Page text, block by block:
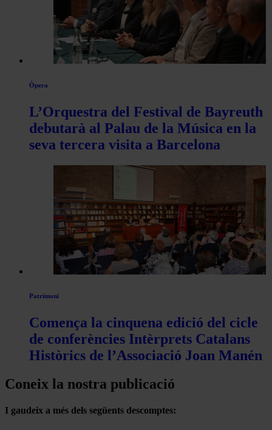
Òpera
L’Orquestra del Festival de Bayreuth
debutarà al Palau de la Música en la
seva tercera visita a Barcelona
Patrimoni
Comença la cinquena edició del cicle
de conferències Intèrprets Catalans
Històrics de l’Associació Joan Manén
Coneix la nostra publicació
I gaudeix a més dels següents descomptes: